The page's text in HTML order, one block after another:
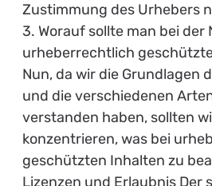
Zustimmung des Urhebers
3. Worauf sollte man bei der
urheberrechtlich
Nun, da wir die Grundlagen
und die verschiedenen
verstanden haben, sollten
konzentrieren, was bei
geschützten Inhalten zu
Lizenzen und Erlaubnis Der